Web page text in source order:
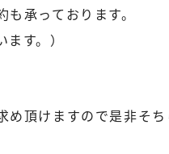
承っております。
す。）
頂けますので是非そ